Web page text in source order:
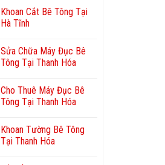
Khoan Cắt Bê Tông Tại
Hà Tĩnh
Sửa Chữa Máy Đục Bê
Tông Tại Thanh Hóa
Cho Thuê Máy Đục Bê
Tông Tại Thanh Hóa
Khoan Tường Bê Tông
Tại Thanh Hóa